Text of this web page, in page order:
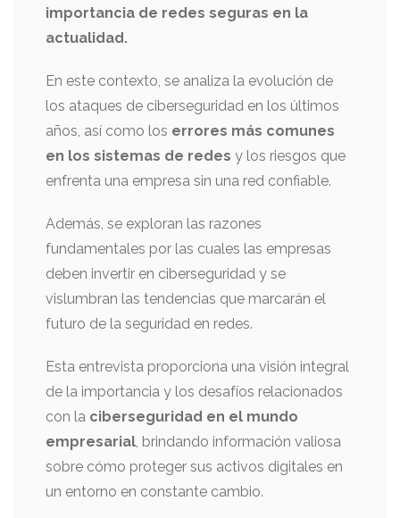
importancia de redes seguras en la
actualidad.
En este contexto, se analiza la evolución de
los ataques de ciberseguridad en los últimos
años, así como los errores más comunes
en los sistemas de redes y los riesgos que
enfrenta una empresa sin una red confiable.
Además, se exploran las razones
fundamentales por las cuales las empresas
deben invertir en ciberseguridad y se
vislumbran las tendencias que marcarán el
futuro de la seguridad en redes.
Esta entrevista proporciona una visión integral
de la importancia y los desafíos relacionados
con la ciberseguridad en el mundo
empresarial, brindando información valiosa
sobre cómo proteger sus activos digitales en
un entorno en constante cambio.